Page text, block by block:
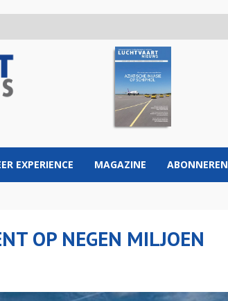
EXPERIENCE MAGAZINE ABONNEREN
OP NEGEN MILJOEN